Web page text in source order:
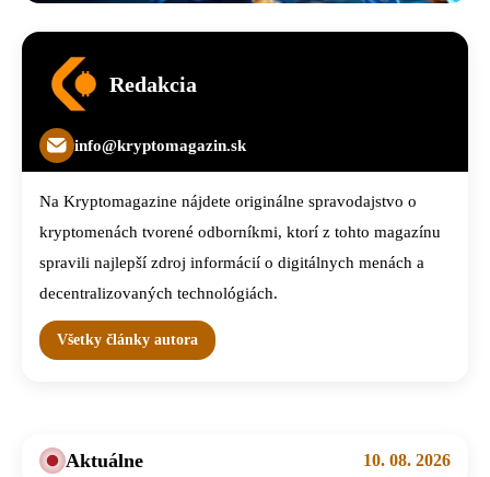
Redakcia
info@kryptomagazin.sk
Na Kryptomagazine nájdete originálne spravodajstvo o
kryptomenách tvorené odborníkmi, ktorí z tohto magazínu
spravili najlepší zdroj informácií o digitálnych menách a
decentralizovaných technológiách.
Všetky články autora
Aktuálne 10. 08. 2026